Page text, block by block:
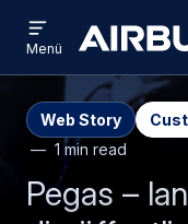
menu
Menü
Web Story
1 min read
Pegas –